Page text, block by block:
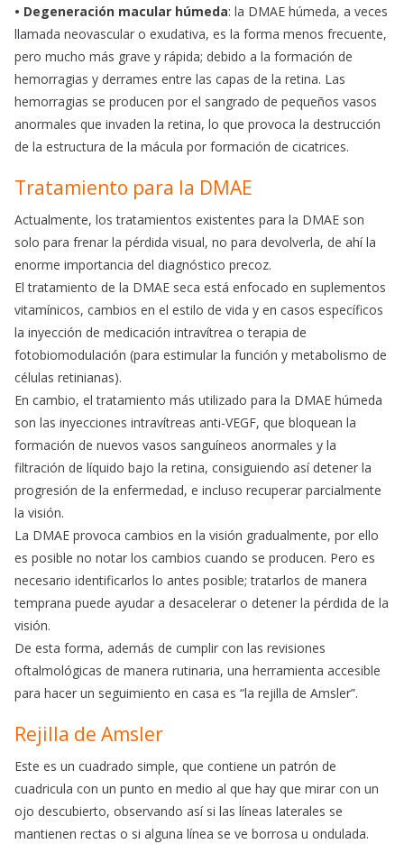
• Degeneración macular húmeda: la DMAE húmeda, a veces
llamada neovascular o exudativa, es la forma menos frecuente,
pero mucho más grave y rápida; debido a la formación de
hemorragias y derrames entre las capas de la retina. Las
hemorragias se producen por el sangrado de pequeños vasos
anormales que invaden la retina, lo que provoca la destrucción
de la estructura de la mácula por formación de cicatrices.
Tratamiento para la DMAE
Actualmente, los tratamientos existentes para la DMAE son
solo para frenar la pérdida visual, no para devolverla, de ahí la
enorme importancia del diagnóstico precoz.
El tratamiento de la DMAE seca está enfocado en suplementos
vitamínicos, cambios en el estilo de vida y en casos específicos
la inyección de medicación intravítrea o terapia de
fotobiomodulación (para estimular la función y metabolismo de
células retinianas).
En cambio, el tratamiento más utilizado para la DMAE húmeda
son las inyecciones intravítreas anti-VEGF, que bloquean la
formación de nuevos vasos sanguíneos anormales y la
filtración de líquido bajo la retina, consiguiendo así detener la
progresión de la enfermedad, e incluso recuperar parcialmente
la visión.
La DMAE provoca cambios en la visión gradualmente, por ello
es posible no notar los cambios cuando se producen. Pero es
necesario identificarlos lo antes posible; tratarlos de manera
temprana puede ayudar a desacelerar o detener la pérdida de la
visión.
De esta forma, además de cumplir con las revisiones
oftalmológicas de manera rutinaria, una herramienta accesible
para hacer un seguimiento en casa es “la rejilla de Amsler”.
Rejilla de Amsler
Este es un cuadrado simple, que contiene un patrón de
cuadricula con un punto en medio al que hay que mirar con un
ojo descubierto, observando así si las líneas laterales se
mantienen rectas o si alguna línea se ve borrosa u ondulada.